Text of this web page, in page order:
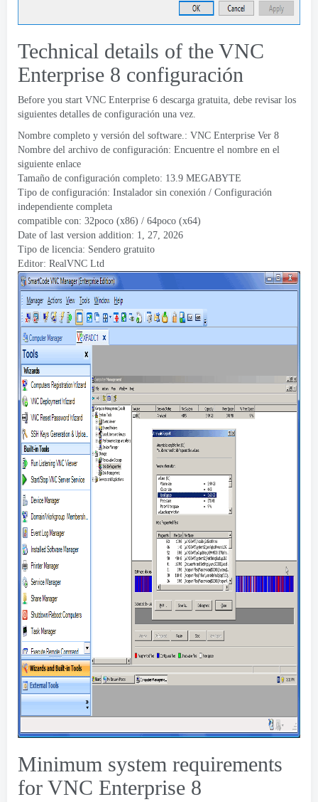
Technical details of the VNC
Enterprise 8 configuración
Before you start VNC Enterprise 6 descarga gratuita, debe revisar los
siguientes detalles de configuración una vez.
Nombre completo y versión del software.: VNC Enterprise Ver 8
Nombre del archivo de configuración: Encuentre el nombre en el
siguiente enlace
Tamaño de configuración completo: 13.9 MEGABYTE
Tipo de configuración: Instalador sin conexión / Configuración
independiente completa
compatible con: 32poco (x86) / 64poco (x64)
Date of last version addition: 1, 27, 2026
Tipo de licencia: Sendero gratuito
Editor: RealVNC Ltd
Minimum system requirements
for VNC Enterprise 8